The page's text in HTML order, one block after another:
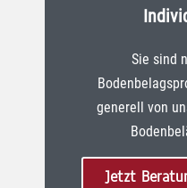
Sie sind
generell von
Jetzt